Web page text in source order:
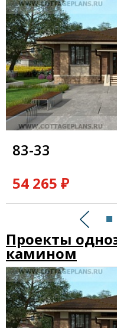
83-33
54 265 ₽
Проекты
камином